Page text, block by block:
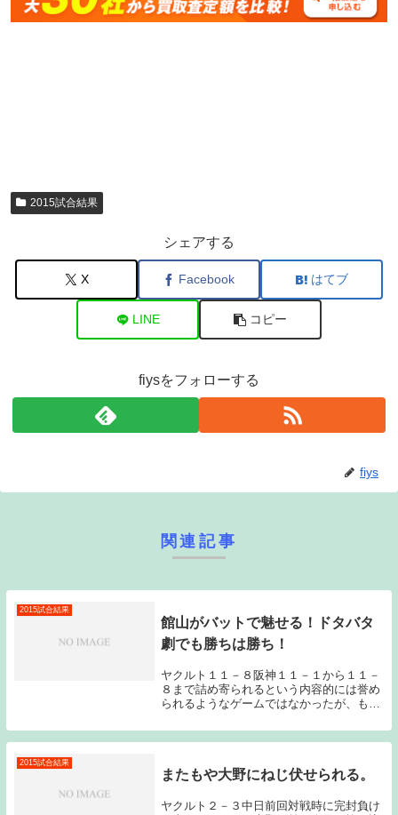
2015試合結果
シェアする
X Facebook はてブ
LINE コピー
fiysをフォローする
fiys
関連記事
2015試合結果
館山がバットで魅せる！ドタバタ
劇でも勝ちは勝ち！
ヤクルト１１－８阪神１１－１から１１－
８まで詰め寄られるという内容的には誉め
られるようなゲームではなかったが、もう
る。前カードの巨人戦3連勝に続いて、甲
子園での阪神との3連戦も2勝1敗で勝ち越
2015試合結果
またもや大野にねじ伏せられる。
ヤクルト２－３中日前回対戦時に完封負け